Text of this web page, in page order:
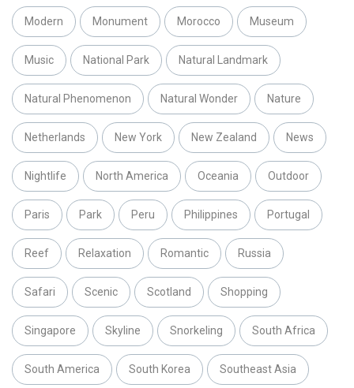
Modern Monument Morocco Museum
Music National Park Natural Landmark
Natural Phenomenon Natural Wonder Nature
Netherlands New York New Zealand News
Nightlife North America Oceania Outdoor
Paris Park Peru Philippines Portugal
Reef Relaxation Romantic Russia
Safari Scenic Scotland Shopping
Singapore Skyline Snorkeling South Africa
South America South Korea Southeast Asia